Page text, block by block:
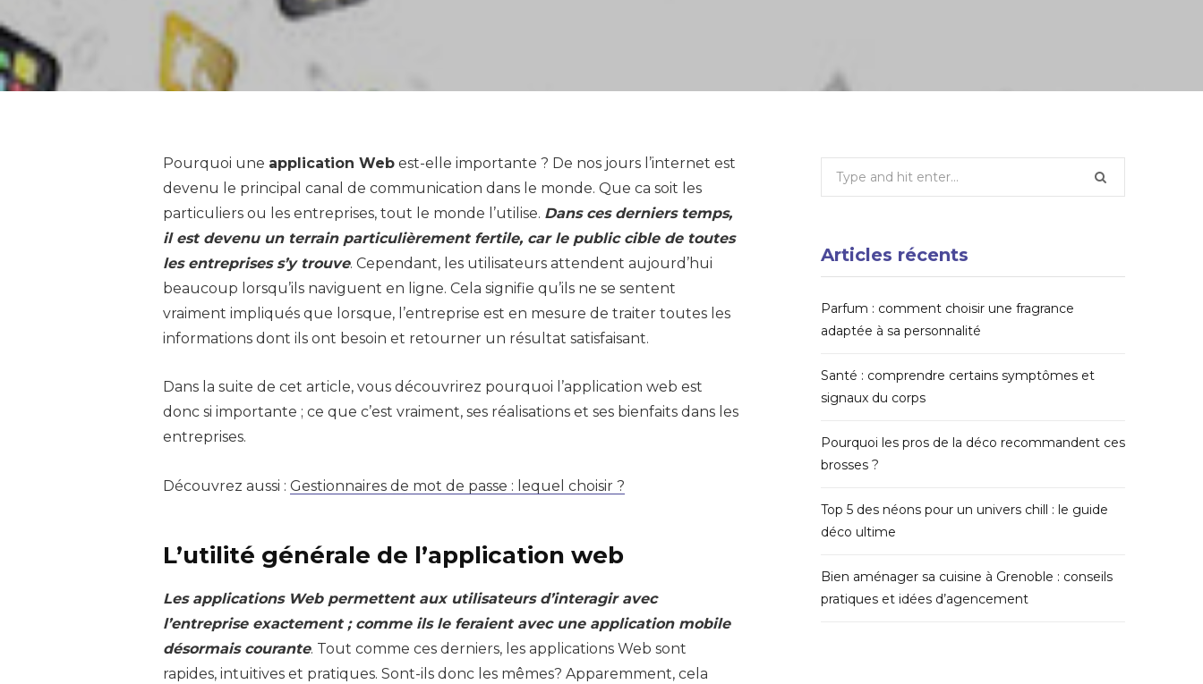
Pourquoi une application Webest-elle importante ? De nos jours l’internet est
devenu le principal canal de communication dans le monde. Que ca soit les
particuliers ou les entreprises, tout le monde l’utilise. Dans ces derniers temps,
il est devenu un terrain particulièrement fertile, car le public cible de toutes
les entreprises s’y trouve. Cependant, les utilisateurs attendent aujourd’hui
beaucoup lorsqu’ils naviguent en ligne. Cela signifie qu’ils ne se sentent
vraiment impliqués que lorsque, l’entreprise est en mesure de traiter toutes les
informations dont ils ont besoin et retourner un résultat satisfaisant.
Dans la suite de cet article, vous découvrirez pourquoi l’application web est
donc si importante ; ce que c’est vraiment, ses réalisations et ses bienfaits dans les
entreprises.
Découvrez aussi : Gestionnaires de mot de passe : lequel choisir ?
L’utilité générale de l’application web
Les applications Web permettent aux utilisateurs d’interagir avec
l’entreprise exactement ; comme ils le feraient avec une application mobile
désormais courante. Tout comme ces derniers, les applications Web sont
rapides, intuitives et pratiques. Sont-ils donc les mêmes? Apparemment, cela
Search
Articles récents
Parfum : comment choisir une fragrance
adaptée à sa personnalité
Santé : comprendre certains symptômes et
signaux du corps
Pourquoi les pros de la déco recommandent ces
brosses ?
Top 5 des néons pour un univers chill : le guide
déco ultime
Bien aménager sa cuisine à Grenoble : conseils
pratiques et idées d’agencement